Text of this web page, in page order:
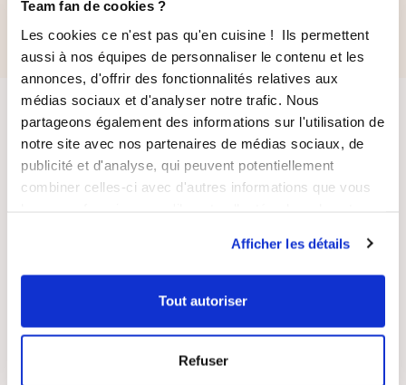
Team fan de cookies ?
Les cookies ce n'est pas qu'en cuisine ! Ils permettent
aussi à nos équipes de personnaliser le contenu et les
annonces, d'offrir des fonctionnalités relatives aux
médias sociaux et d'analyser notre trafic. Nous
partageons également des informations sur l'utilisation de
notre site avec nos partenaires de médias sociaux, de
publicité et d'analyse, qui peuvent potentiellement
combiner celles-ci avec d'autres informations que vous
Afficher les détails
Tout autoriser
Refuser
SÉCURISÉ